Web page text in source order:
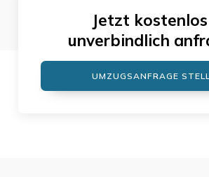
Jetzt
unverbindlich
UMZUGSANFRAGE